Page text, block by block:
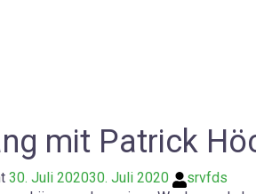
mit Patrick
30. Juli 202030. Juli 2020
srvfds